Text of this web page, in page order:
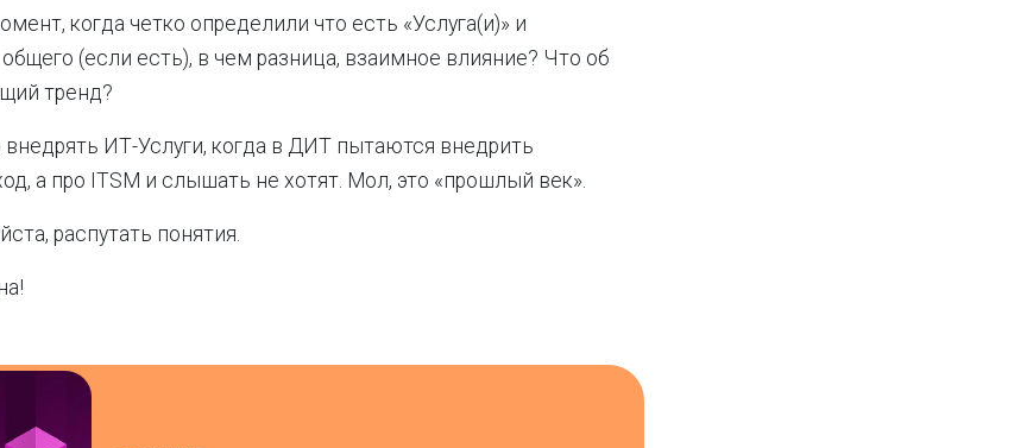
когда четко определили что есть «Услуга(и)» и
(если есть), в чем разница, взаимное влияние? Что об
тренд?
ИТ-Услуги, когда в ДИТ пытаются внедрить
а про ITSM и слышать не хотят. Мол, это «прошлый век».
распутать понятия.